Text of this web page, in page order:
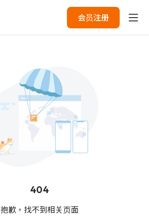
会员注册
404
抱歉，找不到相关页面